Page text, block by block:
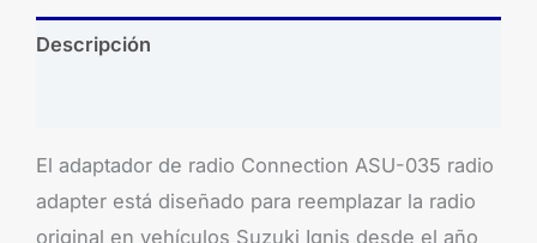
Descripción
El adaptador de radio Connection ASU-035 radio
adapter está diseñado para reemplazar la radio
original en vehículos Suzuki Ignis desde el año